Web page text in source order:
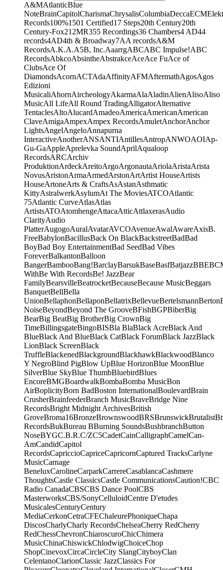
A&MAtlanticBlue
NoteBrainCapitolCharismaChrysalisColumbiaDeccaECM
Records100%1501 Certified17 Steps20th Century20th
Century-Fox21 2MR355 Recordings36 Chambers4 AD44
records4AD4th & Broadway7AA recordsA&M
RecordsA.K.A.A5B, Inc.AaarrgABCABC Impulse!ABC
RecordsAbkcoAbsintheAbstrakceAceAce FuAce of
ClubsAce Of
DiamondsAcornACTAdaAffinityAFMAftermathAgosAgos
Edizioni
MusicaliAhornAircheologyAkarmaAlaAladinAlienAlisoAliso
MusicAll LifeAll Round TradingAlligatorAlternative
TentaclesAltoAlucardAmadeoAmericaAmericanAmerican
ClaveAmigaAmpexAmpex RecordsAmuletAnchorAnchor
LightsAngelAngeloAnnapurna
InteractiveAnotherANSANTIAntillesAntropANWOAOIAp-
Gu-GaAppleAprelevka SoundAprilAqualoop
RecordsARCArchiv
ProduktionArdeckAreitoArgoArgonautaAriolaAristaArista
NovusAristonArmaArmedArstonArtArtist HouseArtists
HouseArtoneArts & CraftsAsAstanAsthmatic
KittyAstralwerkAsylumAt The MoviesATCOAtlantic
75Atlantic CurveAtlasAtlas
ArtistsATOAtomhengeAttacaAtticAttlaxerasAudio
ClarityAudio
PlatterAugogoAuralAvatarAVCOAvenueAwalAwareAxisB.
FreeBabylonBacillusBack On BlackBackstreetBadBad
BoyBad Boy EntertainmentBad SeedBad Vibes
ForeverBalkantonBalloon
BangerBambooBang!BarclayBarsukBaseBasfBatjazzBBE
WithBe With RecordsBe! JazzBear
FamilyBearsvilleBeatrocketBecauseBecause MusicBeggars
BanquetBellBella
UnionBellaphonBellaponBellatrixBellevueBertelsmannBerton
NoiseBeyondBeyond The GrooveBFishBGPBiberBig
BearBig BeatBig BrotherBig CrownBig
TimeBillingsgateBingoBISBla BlaBlack AcreBlack And
BlueBlack And BlueBlack CatBlack ForumBlack JazzBlack
LionBlack ScreenBlack
TruffleBlackenedBlackgroundBlackhawkBlackwoodBlanco
Y NegroBlind PigBlow UpBlue HorizonBlue MoonBlue
SilverBlue SkyBlue ThumbBluebirdBlues
EncoreBMGBoardwalkBombaBomba MusicBon
AirBoplicityBorn BadBoston InternationalBoulevardBrain
CrusherBrainfeederBranch MusicBraveBridge Nine
RecordsBright Midnight ArchivesBritish
GroveBroma16BronzeBrownswoodBRSBrunswickBrutalist
RecordsBukBureau BBurning SoundsBushbranchButton
NoseBYGC.B.R.C/ZC5CadetCainCalligraphCamelCan-
AmCandidCapitol
RecordsCapriccioCapriceCapricornCaptured TracksCarlyne
MusicCarnage
BeneluxCarolineCarparkCarrereCasablancaCashmere
ThoughtsCastle ClassicsCastle CommunicationsCaution!CBC
Radio CanadaCBSCBS Dance PoolCBS
MasterworksCBS/SonyCelluloidCentre D'etudes
MusicalesCenturyCentury
MediaCerkonCetraCFEChaleurePhoniqueChapa
DiscosCharlyCharly RecordsChelseaCherry RedCherry
RedChessChevronChiaroscuroChicChimera
MusicChinaChiswickChlodwigChoiceChop
ShopCinevoxCircaCircleCity SlangCityboyClan
CelentanoClarionClassic JazzClassics For